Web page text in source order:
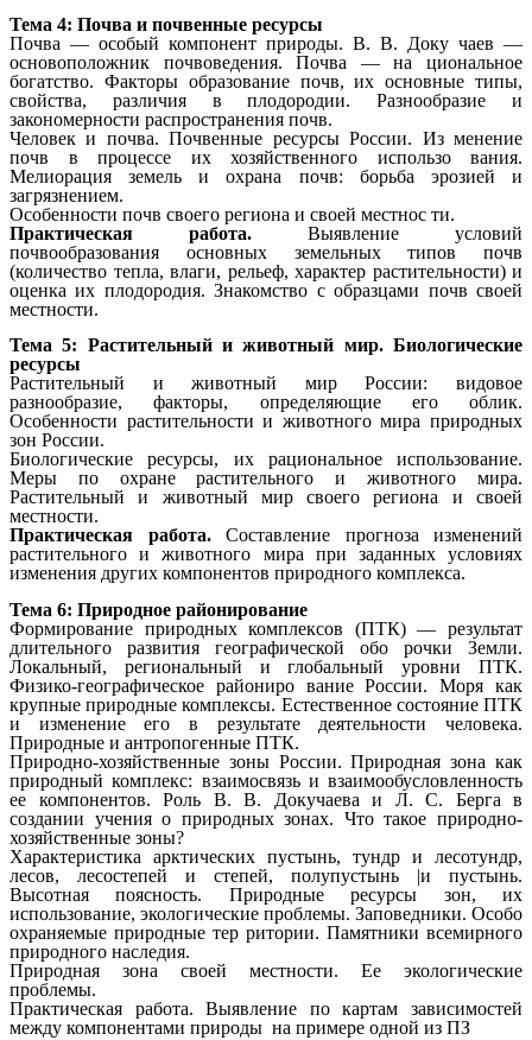
Тема 4: Почва и почвенные ресурсы
Почва — особый компонент природы. В. В. Доку чаев —
основоположник почвоведения. Почва — на циональное
богатство. Факторы образование почв, их основные типы,
свойства, различия в плодородии. Разнообразие и
закономерности распространения почв.
Человек и почва. Почвенные ресурсы России. Из менение
почв в процессе их хозяйственного использо вания.
Мелиорация земель и охрана почв: борьба эрозией и
загрязнением.
Особенности почв своего региона и своей местнос ти.
Практическая работа. Выявление условий
почвообразования основных земельных типов почв
(количество тепла, влаги, рельеф, характер растительности) и
оценка их плодородия. Знакомство с образцами почв своей
местности.
Тема 5: Растительный и животный мир. Биологические
ресурсы
Растительный и животный мир России: видовое
разнообразие, факторы, определяющие его облик.
Особенности растительности и животного мира природных
зон России.
Биологические ресурсы, их рациональное использование.
Меры по охране растительного и животного мира.
Растительный и животный мир своего региона и своей
местности.
Практическая работа.Составление прогноза изменений
растительного и животного мира при заданных условиях
изменения других компонентов природного комплекса.
Тема 6: Природное районирование
Формирование природных комплексов (ПТК) — результат
длительного развития географической обо рочки Земли.
Локальный, региональный и глобальный уровни ПТК.
Физико-географическое райониро вание России. Моря как
крупные природные комплексы. Естественное состояние ПТК
и изменение его в результате деятельности человека.
Природные и антропогенные ПТК.
Природно-хозяйственные зоны России. Природная зона как
природный комплекс: взаимосвязь и взаимообусловленность
ее компонентов. Роль В. В. Докучаева и Л. С. Берга в
создании учения о природных зонах. Что такое природно-
хозяйственные зоны?
Характеристика арктических пустынь, тундр и лесотундр,
лесов, лесостепей и степей, полупустынь |и пустынь.
Высотная поясность. Природные ресурсы зон, их
использование, экологические проблемы. Заповедники. Особо
охраняемые природные тер ритории. Памятники всемирного
природного наследия.
Природная зона своей местности. Ее экологические
проблемы.
Практическая работа.Выявление по картам зависимостей
между компонентами природы на примере одной из ПЗ